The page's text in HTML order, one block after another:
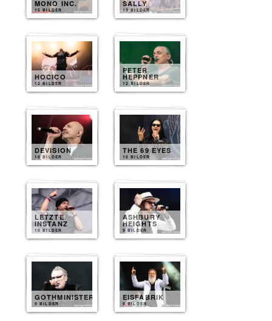
MONO INC.
15 BILDER
SALLY
13 BILDER
HOCICO
12 BILDER
PETER
HEPPNER
12 BILDER
DEVISION
10 BILDER
THE 69 EYES
10 BILDER
LETZTE
INSTANZ
10 BILDER
ASHBURY
HEIGHTS
9 BILDER
GOTHMINISTER
9 BILDER
EISFABRIK
9 BILDER